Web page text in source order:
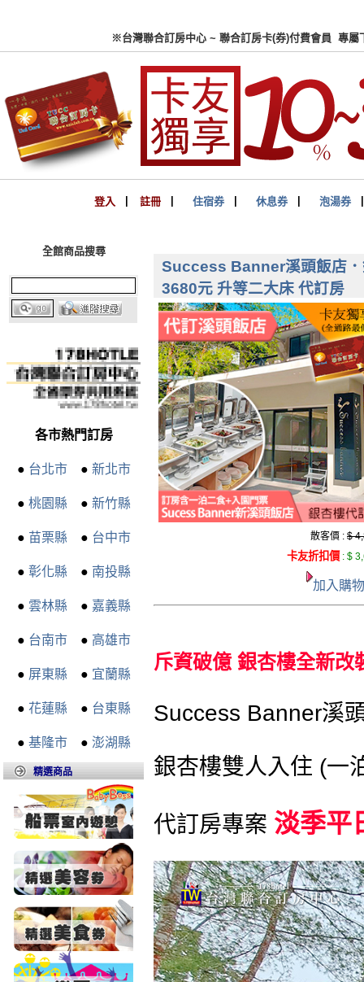
※台灣聯合訂房中心 ~ 聯合
登入 註冊 住宿券 休息券 泡湯券
全館商品搜尋
各市熱門訂房
● 台北市● 新北市
● 桃園縣 ● 新竹縣
● 苗栗縣 ● 台中市
● 彰化縣 ● 南投縣
● 雲林縣 ● 嘉義縣
● 台南市● 高雄市
● 屏東縣 ● 宜蘭縣
● 花蓮縣 ● 台東縣
● 基隆市● 澎湖縣
精選商品
Success Banner溪頭飯店．
3680元 升等二大床 代訂房
散客價 : $
卡友折扣價 : $
加入購
斥資破億 銀杏樓全新
Success Banner溪
銀杏樓雙人入住 (一
代訂房專案 淡季平